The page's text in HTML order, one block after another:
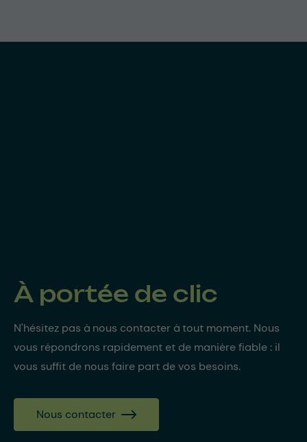
À portée de clic
N'hésitez pas à nous contacter à tout moment. Nous
vous répondrons rapidement et de manière fiable : il
vous suffit de nous faire part de vos besoins.
Nous contacter